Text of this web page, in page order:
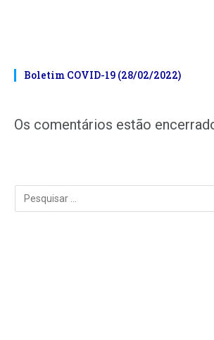
Boletim COVID-19 (28/02/2022)
Os comentários estão